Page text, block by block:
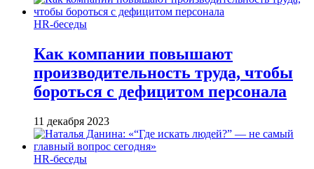
HR-беседы
Как компании повышают
производительность труда, чтобы
бороться с дефицитом персонала
11 декабря 2023
HR-беседы